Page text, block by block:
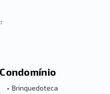
• Brinquedoteca